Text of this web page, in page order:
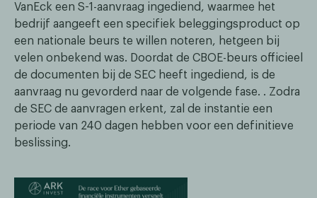
VanEck een S-1-aanvraag ingediend, waarmee het
bedrijf aangeeft een specifiek beleggingsproduct op
een nationale beurs te willen noteren, hetgeen bij
velen onbekend was. Doordat de CBOE-beurs officieel
de documenten bij de SEC heeft ingediend, is de
aanvraag nu gevorderd naar de volgende fase. . Zodra
de SEC de aanvragen erkent, zal de instantie een
periode van 240 dagen hebben voor een definitieve
beslissing.